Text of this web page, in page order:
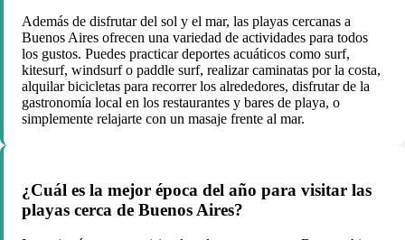
Además de disfrutar del sol y el mar, las playas cercanas a
Buenos Aires ofrecen una variedad de actividades para todos
los gustos. Puedes practicar deportes acuáticos como surf,
kitesurf, windsurf o paddle surf, realizar caminatas por la costa,
alquilar bicicletas para recorrer los alrededores, disfrutar de la
gastronomía local en los restaurantes y bares de playa, o
simplemente relajarte con un masaje frente al mar.
¿Cuál es la mejor época del año para visitar las
playas cerca de Buenos Aires?